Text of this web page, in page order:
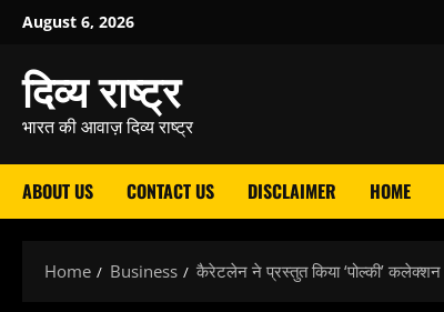
Skip
content
August 6, 2026
दिव्य राष्ट्र
भारत की आवाज़ दिव्य राष्ट्र
ABOUT US CONTACT US DISCLAIMER HOME
Home Business कैरेटलेन ने प्रस्तुत किया ‘पोल्की’ कलेक्शन